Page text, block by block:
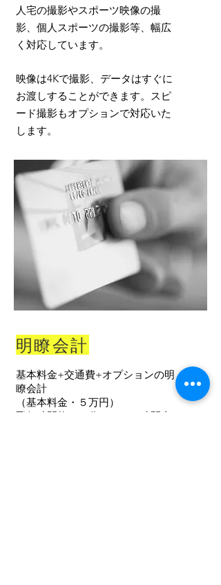
人宅の撮影やスポーツ映像の撮
影、個人スポーツの撮影等、幅広
く対応しています。
映像は4Kで撮影、データはすぐに
お渡しすることができます。スピ
ード撮影もオプションで対応いた
します。
明瞭会計
基本料金+交通費+オプションの明
瞭会計
（基本料金・５万円）
飛行時間約４０分、カット時間内